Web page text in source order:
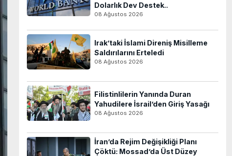
Dolarlık Dev Destek..
08 Ağustos 2026
Irak’taki İslami Direniş Misilleme
Saldırılarını Erteledi
08 Ağustos 2026
Filistinlilerin Yanında Duran
Yahudilere İsrail’den Giriş Yasağı
08 Ağustos 2026
İran’da Rejim Değişikliği Planı
Çöktü: Mossad’da Üst Düzey